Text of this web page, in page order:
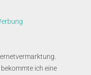
ich eine